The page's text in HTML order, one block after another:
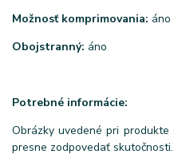
Možnosť komprimovania:
Obojstranný: áno
Potrebné informácie:
Obrázky uvedené pri produkte
presne zodpovedať skutočnosti.